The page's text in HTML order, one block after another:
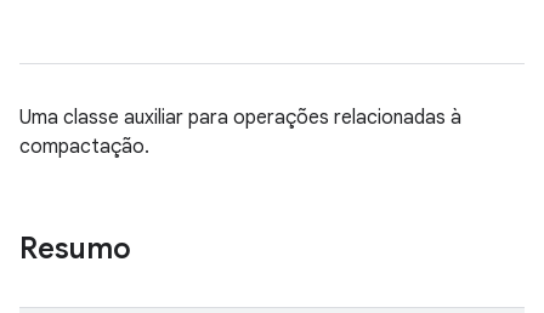
Uma classe auxiliar para operações relacionadas à
compactação.
Resumo